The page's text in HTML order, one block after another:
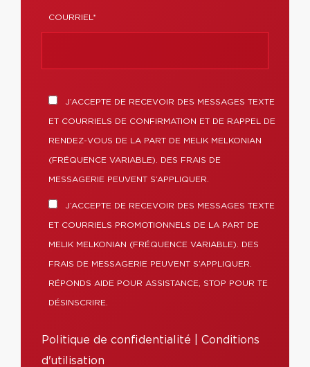
COURRIEL*
J’ACCEPTE DE RECEVOIR DES MESSAGES TEXTE
ET COURRIELS DE CONFIRMATION ET DE RAPPEL DE
RENDEZ-VOUS DE LA PART DE MELIK MELKONIAN
(FRÉQUENCE VARIABLE). DES FRAIS DE
MESSAGERIE PEUVENT S’APPLIQUER.
J’ACCEPTE DE RECEVOIR DES MESSAGES TEXTE
ET COURRIELS PROMOTIONNELS DE LA PART DE
MELIK MELKONIAN (FRÉQUENCE VARIABLE). DES
FRAIS DE MESSAGERIE PEUVENT S’APPLIQUER.
RÉPONDS AIDE POUR ASSISTANCE, STOP POUR TE
DÉSINSCRIRE.
Politique de confidentialité
Conditions
d'utilisation